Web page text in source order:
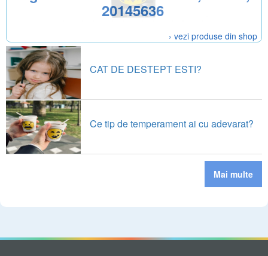
20145636
› vezi produse din shop
CAT DE DESTEPT ESTI?
Ce tip de temperament ai cu adevarat?
Mai multe